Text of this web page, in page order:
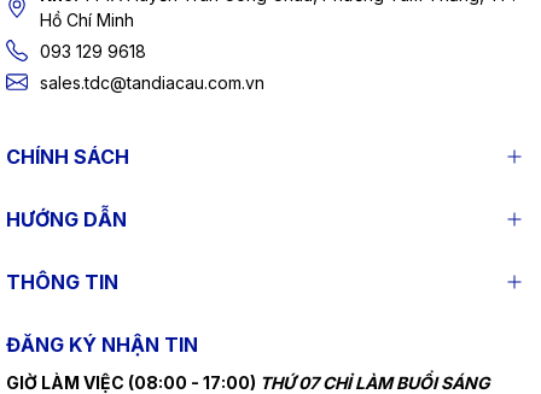
Hồ Chí Minh
093 129 9618
sales.tdc@tandiacau.com.vn
CHÍNH SÁCH
HƯỚNG DẪN
THÔNG TIN
ĐĂNG KÝ NHẬN TIN
GIỜ LÀM VIỆC (08:00 - 17:00) THỨ 07 CHỈ LÀM BUỔI SÁNG